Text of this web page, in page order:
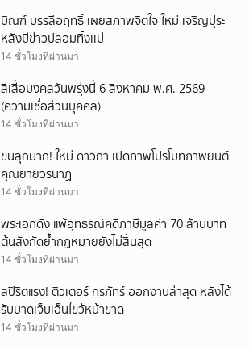
บิณฑ์ บรรลือฤทธิ์ เผยสภาพจิตใจ ใหม่ เจริญปุระ
หลังมีข่าวปลอมทิ้งเเม่
14 ชั่วโมงที่ผ่านมา
สีเสื้อมงคลวันพรุ่งนี้ 6 สิงหาคม พ.ศ. 2569
(ความเชื่อส่วนบุคคล)
14 ชั่วโมงที่ผ่านมา
ขนลุกมาก! ใหม่ ดาวิกา เปิดภาพโปรโมทภาพยนต์
คุณยายวรนาฏ
14 ชั่วโมงที่ผ่านมา
พระเอกดัง แพ้อุทธรณ์คดีภาษีมูลค่า 70 ล้านบาท
ต้นสังกัดย้ำกฏหมายยังไม่สิ้นสุด
14 ชั่วโมงที่ผ่านมา
สปิริตแรง! ติวเตอร์ กรภัทร์ ออกงานล่าสุด หลังได้
รับบาดเจ็บเอ็นไขว้หน้าขาด
14 ชั่วโมงที่ผ่านมา